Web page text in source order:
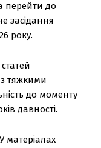
перейти до
засідання
року.
тяжкими
до моменту
давності.
матеріалах